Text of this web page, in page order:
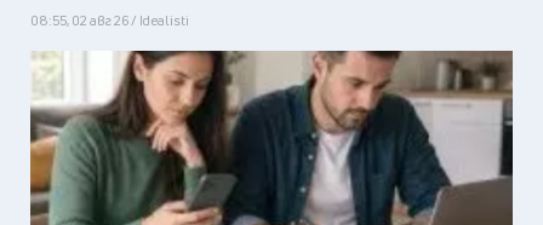
08:55, 02 авг 26 / Idealisti